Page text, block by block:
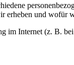
erheben und wofür
im Internet (z. B.